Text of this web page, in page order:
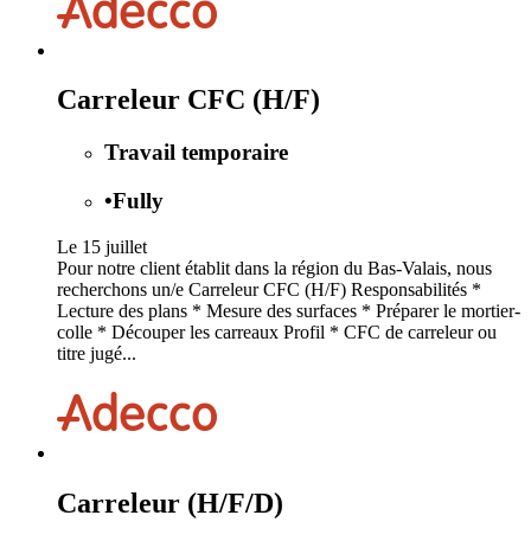
Carreleur CFC (H/F)
Travail temporaire
•Fully
Le 15 juillet
Pour notre client établit dans la région du Bas-Valais, nous
recherchons un/e Carreleur CFC (H/F) Responsabilités *
Lecture des plans * Mesure des surfaces * Préparer le mortier-
colle * Découper les carreaux Profil * CFC de carreleur ou
titre jugé...
Carreleur (H/F/D)